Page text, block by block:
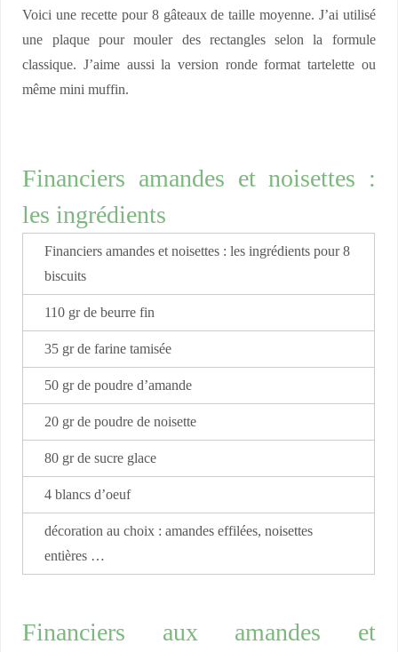
Voici une recette pour 8 gâteaux de taille moyenne. J’ai utilisé
une plaque pour mouler des rectangles selon la formule
classique. J’aime aussi la version ronde format tartelette ou
même mini muffin.
Financiers amandes et noisettes :
les ingrédients
Financiers amandes et noisettes : les ingrédients pour 8
biscuits
110 gr de beurre fin
35 gr de farine tamisée
50 gr de poudre d’amande
20 gr de poudre de noisette
80 gr de sucre glace
4 blancs d’oeuf
décoration au choix : amandes effilées, noisettes
entières …
Financiers aux amandes et